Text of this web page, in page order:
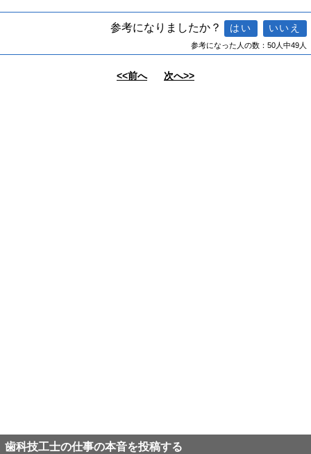
参考になりましたか？
参考になった人の数：50人中49人
<<前へ 次へ>>
歯科技工士の仕事の本音を投稿する